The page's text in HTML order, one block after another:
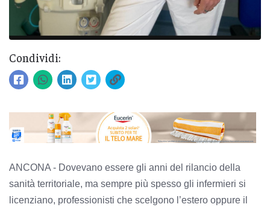
Condividi:
ANCONA - Dovevano essere gli anni del rilancio della
sanità territoriale, ma sempre più spesso gli infermieri si
licenziano, professionisti che scelgono l’estero oppure il